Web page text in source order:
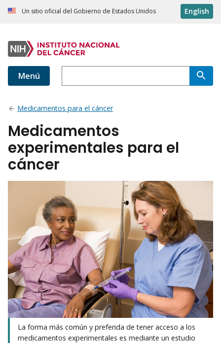
Un sitio oficial del Gobierno de Estados Unidos English
Menú
Medicamentos para el cáncer
Medicamentos
experimentales para el
cáncer
La forma más común y preferida de tener acceso a los
medicamentos experimentales es mediante un estudio